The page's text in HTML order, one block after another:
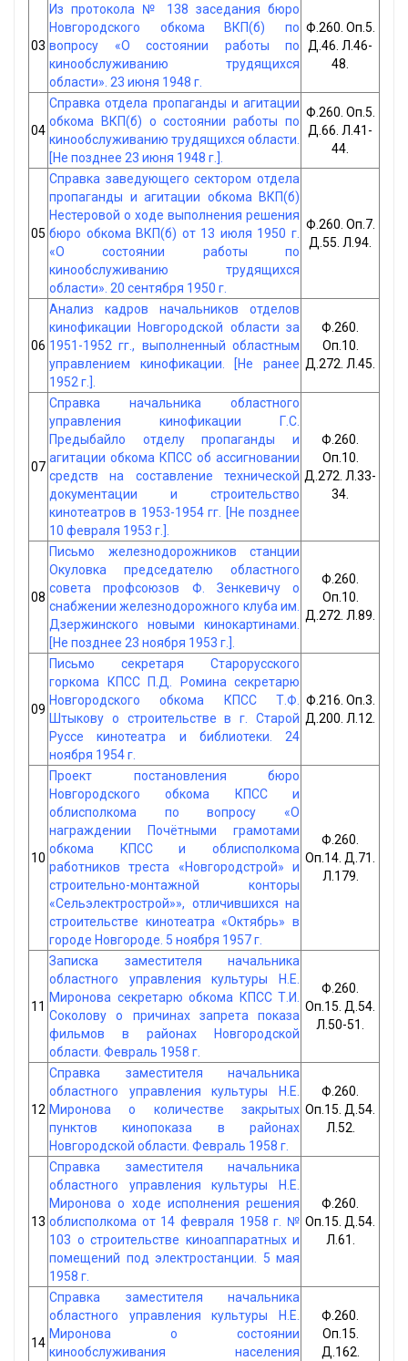
03
Из протокола № 138 заседания бюро
Новгородского обкома ВКП(б) по
вопросу «О состоянии работы по
кинообслуживанию трудящихся
области». 23 июня 1948 г.
Ф.260. Оп.5.
Д.46. Л.46-
48.
04
Справка отдела пропаганды и агитации
обкома ВКП(б) о состоянии работы по
кинообслуживанию трудящихся области.
[Не позднее 23 июня 1948 г.].
Ф.260. Оп.5.
Д.66. Л.41-
44.
05
Справка заведующего сектором отдела
пропаганды и агитации обкома ВКП(б)
Нестеровой о ходе выполнения решения
бюро обкома ВКП(б) от 13 июля 1950 г.
«О состоянии работы по
кинообслуживанию трудящихся
области». 20 сентября 1950 г.
Ф.260. Оп.7.
Д.55. Л.94.
06
Анализ кадров начальников отделов
кинофикации Новгородской области за
1951-1952 гг., выполненный областным
управлением кинофикации. [Не ранее
1952 г.].
Ф.260.
Оп.10.
Д.272. Л.45.
07
Справка начальника областного
управления кинофикации Г.С.
Предыбайло отделу пропаганды и
агитации обкома КПСС об ассигновании
средств на составление технической
документации и строительство
кинотеатров в 1953-1954 гг. [Не позднее
10 февраля 1953 г.].
Ф.260.
Оп.10.
Д.272. Л.33-
34.
08
Письмо железнодорожников станции
Окуловка председателю областного
совета профсоюзов Ф. Зенкевичу о
снабжении железнодорожного клуба им.
Дзержинского новыми кинокартинами.
[Не позднее 23 ноября 1953 г.].
Ф.260.
Оп.10.
Д.272. Л.89.
09
Письмо секретаря Старорусского
горкома КПСС П.Д. Ромина секретарю
Новгородского обкома КПСС Т.Ф.
Штыкову о строительстве в г. Старой
Руссе кинотеатра и библиотеки. 24
ноября 1954 г.
Ф.216. Оп.3.
Д.200. Л.12.
10
Проект постановления бюро
Новгородского обкома КПСС и
облисполкома по вопросу «О
награждении Почётными грамотами
обкома КПСС и облисполкома
работников треста «Новгородстрой» и
строительно-монтажной конторы
«Сельэлектрострой»», отличившихся на
строительстве кинотеатра «Октябрь» в
городе Новгороде. 5 ноября 1957 г.
Ф.260.
Оп.14. Д.71.
Л.179.
11
Записка заместителя начальника
областного управления культуры Н.Е.
Миронова секретарю обкома КПСС Т.И.
Соколову о причинах запрета показа
фильмов в районах Новгородской
области. Февраль 1958 г.
Ф.260.
Оп.15. Д.54.
Л.50-51.
12
Справка заместителя начальника
областного управления культуры Н.Е.
Миронова о количестве закрытых
пунктов кинопоказа в районах
Новгородской области. Февраль 1958 г.
Ф.260.
Оп.15. Д.54.
Л.52.
13
Справка заместителя начальника
областного управления культуры Н.Е.
Миронова о ходе исполнения решения
облисполкома от 14 февраля 1958 г. №
103 о строительстве киноаппаратных и
помещений под электростанции. 5 мая
1958 г.
Ф.260.
Оп.15. Д.54.
Л.61.
14
Справка заместителя начальника
областного управления культуры Н.Е.
Миронова о состоянии
кинообслуживания населения
Ф.260.
Оп.15.
Д.162.